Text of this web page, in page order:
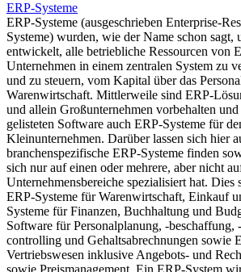
ERP-Systeme
ERP-Systeme (ausgeschrieben Enterprise-
Systeme) wurden, wie der Name schon sagt,
entwickelt, alle betriebliche Ressourcen von
Unternehmen in einem zentralen System zu
und zu steuern, vom Kapital über das
Warenwirtschaft. Mittlerweile sind ERP-
und allein Großunternehmen vorbehalten
gelisteten Software auch ERP-Systeme für
Kleinunternehmen. Darüber lassen sich hier
branchenspezifische ERP-Systeme finden
sich nur auf einen oder mehrere, aber nicht
Unternehmensbereiche spezialisiert hat. Dies
ERP-Systeme für Warenwirtschaft, Einkauf
Systeme für Finanzen, Buchhaltung und
Software für Personalplanung, -
controlling und Gehaltsabrechnungen sowie
Vertriebswesen inklusive Angebots- und